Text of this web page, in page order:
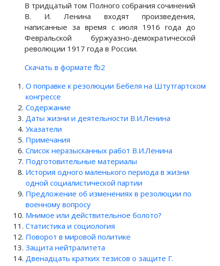
В тридцатый том Полного собрания сочинений
В. И. Ленина входят произведения,
написанные за время с июля 1916 года до
Февральской буржуазно-демократической
революции 1917 года в России.
Скачать в формате fb2
О поправке к резолюции Бебеля на Штутгартском
конгрессе
Содержание
Даты жизни и деятельности В.И.Ленина
Указатели
Примечания
Список неразысканных работ В.И.Ленина
Подготовительные материалы
История одного маленького периода в жизни
одной социалистической партии
Предложение об изменениях в резолюции по
военному вопросу
Мнимое или действительное болото?
Статистика и социология
Поворот в мировой политике
Защита нейтралитета
Двенадцать кратких тезисов о защите Г.